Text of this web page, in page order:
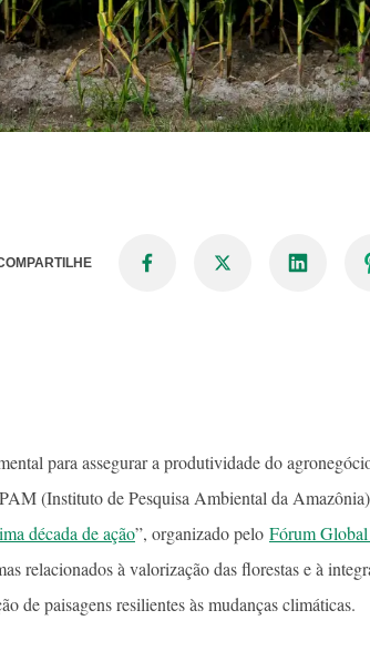
para assegurar a produtividade do
(Instituto de Pesquisa Ambiental da
década de ação”, organizado pelo Fórum
relacionados à valorização das florestas e à
de paisagens resilientes às mudanças climáticas.